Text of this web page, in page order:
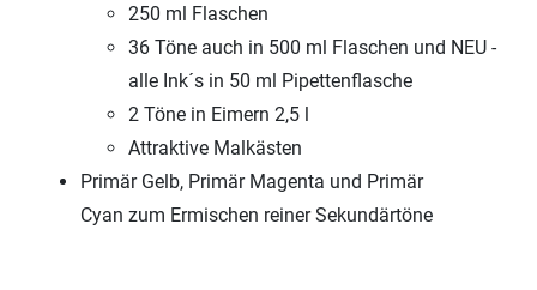
250 ml Flaschen
36 Töne auch in 500 ml Flaschen und NEU -
alle Ink´s in 50 ml Pipettenflasche
2 Töne in Eimern 2,5 l
Attraktive Malkästen
Primär Gelb, Primär Magenta und Primär
Cyan zum Ermischen reiner Sekundärtöne